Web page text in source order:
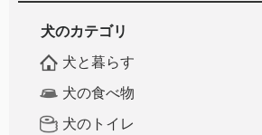
犬のカテゴリ
犬と暮らす
犬の食べ物
犬のトイレ